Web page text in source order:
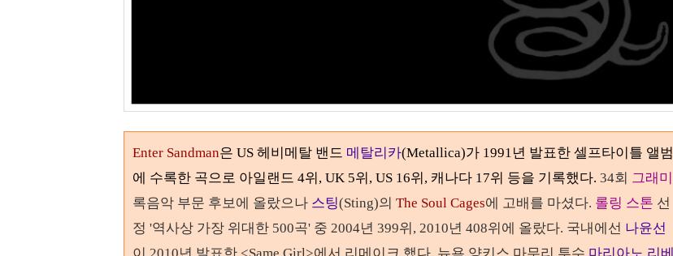
Enter Sandman은 US 헤비메탈 밴드 메탈리카(Metallica)가 1991년 발표한 셀프타이틀 앨범
에 수록한 곡으로 아일랜드 4위, UK 5위, US 16위, 캐나다 17위 등을 기록했다. 34회 그래미
록음악 부문 후보에 올랐으나 스팅(Sting)의 The Soul Cages에 고배를 마셨다. 롤링 스톤 선
정 '역사상 가장 위대한 500곡' 중 2004년 399위 , 2010년 408위에 올랐다. 국내에선 나윤선